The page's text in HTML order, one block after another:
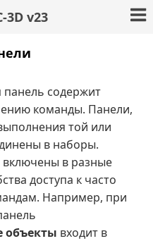
v23
панель содержит
команды. Панели,
той или
в наборы.
в разные
доступа к часто
Например, при
объекты входит в